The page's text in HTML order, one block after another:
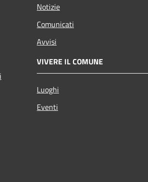
Notizie
Comunicati
Avvisi
VIVERE IL COMUNE
Luoghi
Eventi